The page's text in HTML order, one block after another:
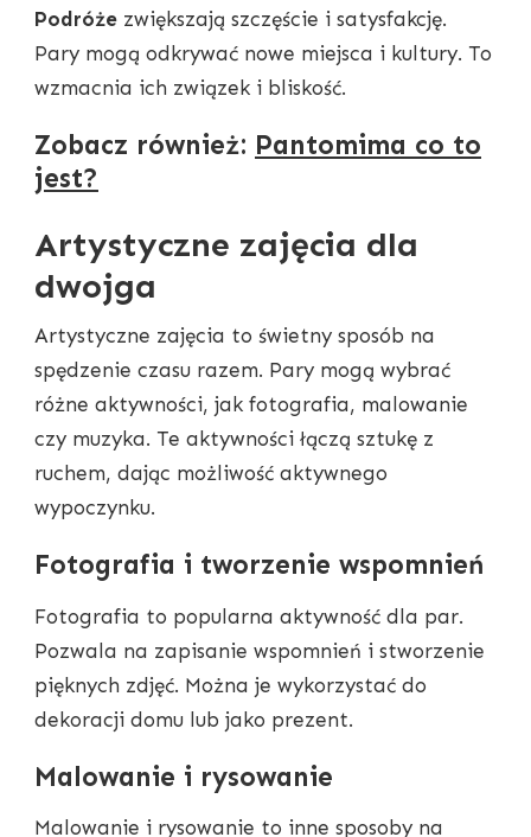
Podróże zwiększają szczęście i satysfakcję.
Pary mogą odkrywać nowe miejsca i kultury. To
wzmacnia ich związek i bliskość.
Zobacz również: Pantomima co to
jest?
Artystyczne zajęcia dla
dwojga
Artystyczne zajęcia to świetny sposób na
spędzenie czasu razem. Pary mogą wybrać
różne aktywności, jak fotografia, malowanie
czy muzyka. Te aktywności łączą sztukę z
ruchem, dając możliwość aktywnego
wypoczynku.
Fotografia i tworzenie wspomnień
Fotografia to popularna aktywność dla par.
Pozwala na zapisanie wspomnień i stworzenie
pięknych zdjęć. Można je wykorzystać do
dekoracji domu lub jako prezent.
Malowanie i rysowanie
Malowanie i rysowanie to inne sposoby na